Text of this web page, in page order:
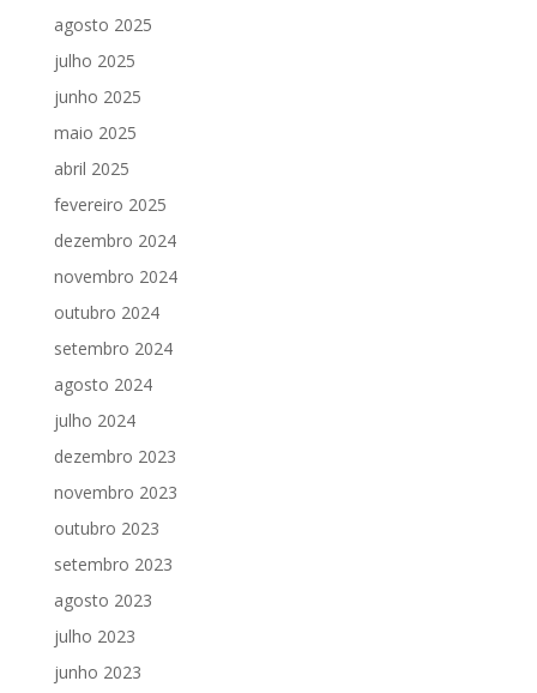
agosto 2025
julho 2025
junho 2025
maio 2025
abril 2025
fevereiro 2025
dezembro 2024
novembro 2024
outubro 2024
setembro 2024
agosto 2024
julho 2024
dezembro 2023
novembro 2023
outubro 2023
setembro 2023
agosto 2023
julho 2023
junho 2023